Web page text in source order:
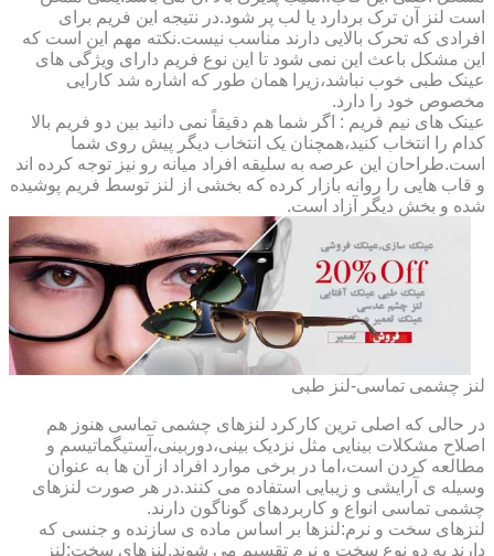
است لنز آن ترک بردارد یا لب پر شود.در نتیجه این فریم برای
افرادی که تحرک بالایی دارند مناسب نیست.نکته مهم این است که
این مشکل باعث این نمی شود تا این نوع فریم دارای ویژگی های
عینک طبی خوب نباشد،زیرا همان طور که اشاره شد کارایی
مخصوص خود را دارد.
عینک های نیم فریم : اگر شما هم دقیقاً نمی دانید بین دو فریم بالا
کدام را انتخاب کنید،همچنان یک انتخاب دیگر پیش روی شما
است.طراحان این عرصه به سلیقه افراد میانه رو نیز توجه کرده اند
و قاب هایی را روانه بازار کرده که بخشی از لنز توسط فریم پوشیده
شده و بخش دیگر آزاد است.
لنز چشمی تماسی-لنز طبی
در حالی که اصلی ترین کارکرد لنزهای چشمی تماسی هنوز هم
اصلاح مشکلات بینایی مثل نزدیک بینی،دوربینی،آستیگماتیسم و
مطالعه کردن است،اما در برخی موارد افراد از آن ها به عنوان
وسیله ی آرایشی و زیبایی استفاده می کنند.در هر صورت لنزهای
چشمی تماسی انواع و کاربردهای گوناگون دارند.
لنزهای سخت و نرم:لنزها بر اساس ماده ی سازنده و جنسی که
دارند به دو نوع سخت و نرم تقسیم می شوند.لنزهای سخت:لنز